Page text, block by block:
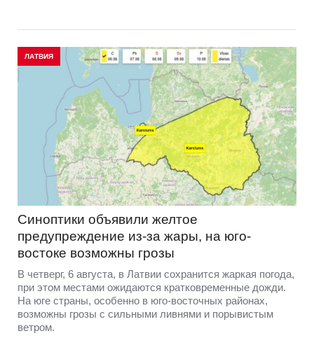
ЛАТВИЯ
Синоптики объявили желтое
предупреждение из-за жары, на юго-
востоке возможны грозы
В четверг, 6 августа, в Латвии сохранится жаркая погода,
при этом местами ожидаются кратковременные дожди.
На юге страны, особенно в юго-восточных районах,
возможны грозы с сильными ливнями и порывистым
ветром.